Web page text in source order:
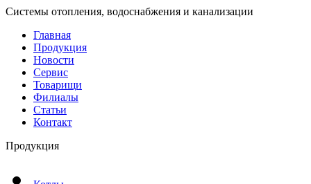
Системы отопления, водоснабжения и канализации
Главная
Продукция
Новости
Сервис
Товарищи
Филиалы
Статьи
Контакт
Продукция